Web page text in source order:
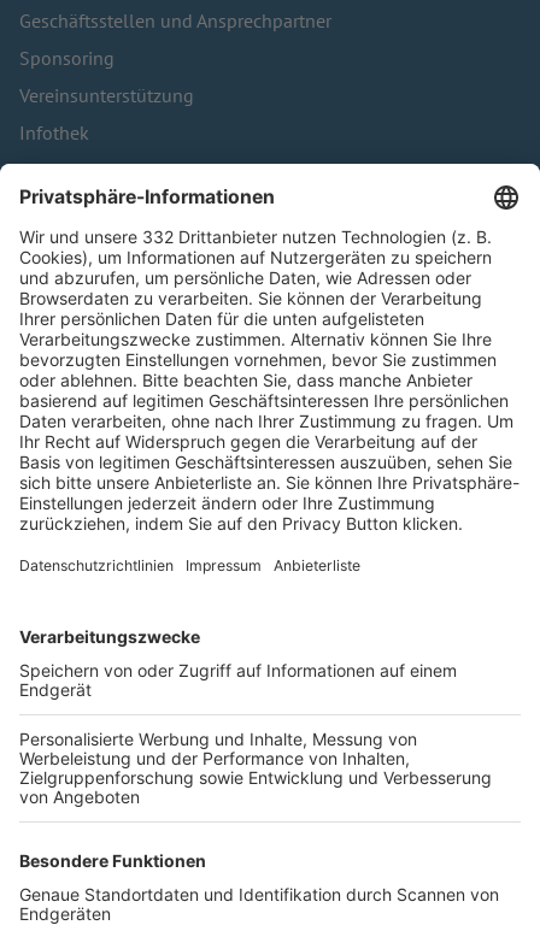
Geschäftsstellen und Ansprechpartner
Sponsoring
Vereinsunterstützung
Infothek
Kontakt
HÄUFIG BESUCHTE SEITEN
Pässe und Vereinswechsel
Trainerausbildung
Schulungsangebot Vereinsmitarbeiter
BFV-Geschäftsstellen
Trainerbörse
Login SpielPlus
FOLGE DEM BFV
TOP-VEREINE
TOP-PARTNER